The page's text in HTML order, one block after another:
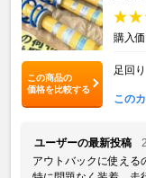
この商品の
価格を比較する
購入
足回り
この
ユーザーの最新投稿
アウトバックに使える